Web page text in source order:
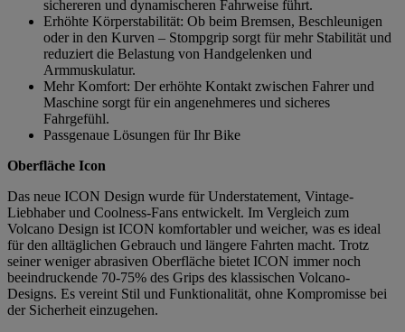
sichereren und dynamischeren Fahrweise führt.
Erhöhte Körperstabilität: Ob beim Bremsen, Beschleunigen
oder in den Kurven – Stompgrip sorgt für mehr Stabilität und
reduziert die Belastung von Handgelenken und
Armmuskulatur.
Mehr Komfort: Der erhöhte Kontakt zwischen Fahrer und
Maschine sorgt für ein angenehmeres und sicheres
Fahrgefühl.
Passgenaue Lösungen für Ihr Bike
Oberfläche Icon
Das neue ICON Design wurde für Understatement, Vintage-
Liebhaber und Coolness-Fans entwickelt. Im Vergleich zum
Volcano Design ist ICON komfortabler und weicher, was es ideal
für den alltäglichen Gebrauch und längere Fahrten macht. Trotz
seiner weniger abrasiven Oberfläche bietet ICON immer noch
beeindruckende 70-75% des Grips des klassischen Volcano-
Designs. Es vereint Stil und Funktionalität, ohne Kompromisse bei
der Sicherheit einzugehen.